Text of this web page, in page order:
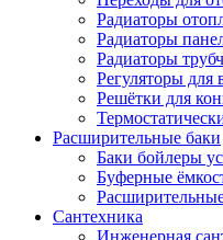
Радиаторы
Радиаторы
Радиаторы
Регуляторы для
Решётки для
Расширительные баки
Баки бойлеры
Буферные
Сантехника
Инженерная